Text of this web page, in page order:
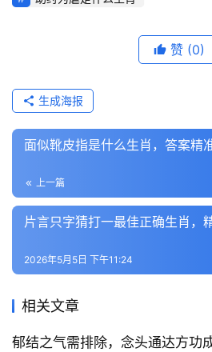
赞 (0)
生成海报
面似靴皮指是什么生肖，答案精
上一篇
片言只字猜打一最佳正确生肖，
2026年5月5日 下午11:24
相关文章
郁结之气需排除，念头通达方功